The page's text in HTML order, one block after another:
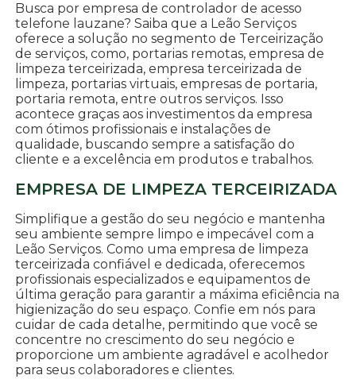
Busca por empresa de controlador de acesso
telefone lauzane? Saiba que a Leão Serviços
oferece a solução no segmento de Terceirização
de serviços, como, portarias remotas, empresa de
limpeza terceirizada, empresa terceirizada de
limpeza, portarias virtuais, empresas de portaria,
portaria remota, entre outros serviços. Isso
acontece graças aos investimentos da empresa
com ótimos profissionais e instalações de
qualidade, buscando sempre a satisfação do
cliente e a excelência em produtos e trabalhos.
EMPRESA DE LIMPEZA TERCEIRIZADA
Simplifique a gestão do seu negócio e mantenha
seu ambiente sempre limpo e impecável com a
Leão Serviços. Como uma empresa de limpeza
terceirizada confiável e dedicada, oferecemos
profissionais especializados e equipamentos de
última geração para garantir a máxima eficiência na
higienização do seu espaço. Confie em nós para
cuidar de cada detalhe, permitindo que você se
concentre no crescimento do seu negócio e
proporcione um ambiente agradável e acolhedor
para seus colaboradores e clientes.